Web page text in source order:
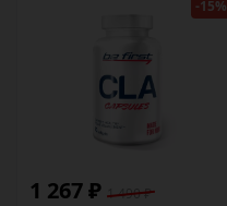
-15%
1 267 ₽ 1 490 ₽